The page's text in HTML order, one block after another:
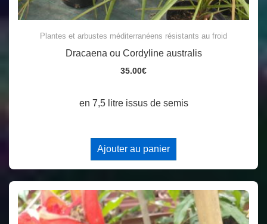
Plantes et arbustes méditerranéens résistants au froid
Dracaena ou Cordyline australis
35.00€
en 7,5 litre issus de semis
Ajouter au panier